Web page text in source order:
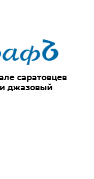
саратовцев
джазовый